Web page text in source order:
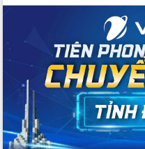
chức diễn tập trước ngày bầu cử
Chương trình “Gặp gỡ hữu nghị –
Friendship Meeting New Year 2026”
Bầu cử Quốc hội và HĐND: Cử tri Đắk
Lắk gửi gắm niềm tin, kỳ vọng vào lá
phiếu
Đắk Lắk sẵn sàng các điều kiện cho
Ngày hội bầu cử đại biểu Quốc hội
khóa XVI và HĐND các cấp nhiệm kỳ